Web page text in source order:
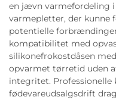
en jævn varmefordeling
varmepletter, der
potentielle
kompatibilitet med
silikonefrokostdåsen
opvarmet tørretid uden
integritet.
fødevareudsalgsdrift